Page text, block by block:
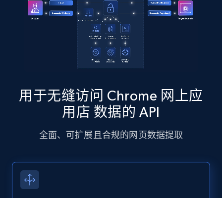
13.2K+ 1.7K+ 注册使用
Instagram - Posts
more.
1.6K+
Instagram - Posts - Collects posts from a
specific URLs by using profile URL
用于无缝访问 Chrome 网上应
用店 数据的 API
全面、可扩展且合规的网页数据提取